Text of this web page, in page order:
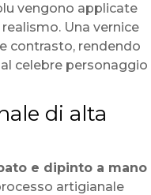
vengono applicate
Una vernice
contrasto, rendendo
celebre personaggio
di alta
e dipinto a mano
artigianale